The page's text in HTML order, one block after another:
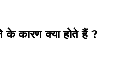
के कारण क्या होते हैं ?